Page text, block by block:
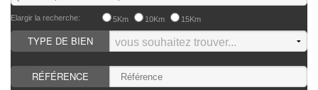
Elargir la recherche: 5Km 10Km 15Km
TYPE DE BIEN
RÉFÉRENCE